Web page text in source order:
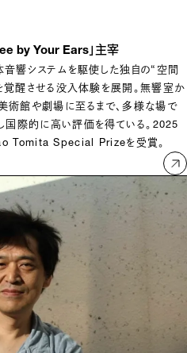
by Your Ears」主宰
音響システムを駆使した独自の“空間
覚醒させる没入体験を展開。無響室か
術館や劇場に至るまで、多様な場で
国際的に高い評価を得ている。2025
Tomita Special Prizeを受賞。